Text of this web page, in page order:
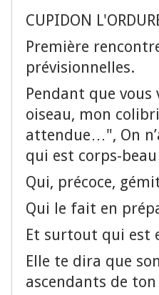
CUPIDON
Première
prévisionnelles.
Pendant que
oiseau, mon
attendue…", On
qui est corps-
Qui, précoce,
Qui le fait en
Et surtout qui est
Elle te dira que
ascendants de